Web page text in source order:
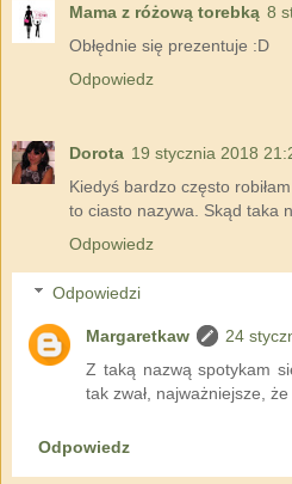
Mama z różową torebką 8
Obłędnie się prezentuje :D
Odpowiedz
Dorota 19 stycznia 2018
Kiedyś bardzo często
to ciasto nazywa. Skąd taka
Odpowiedz
Odpowiedzi
Margaretkaw
24
Z taką nazwą spotykam
tak zwał, najważniejsze,
Odpowiedz